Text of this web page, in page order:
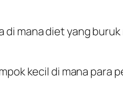
di mana diet yang
kecil di mana para